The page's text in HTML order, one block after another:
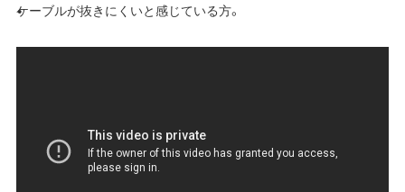
ケーブルが抜きにくいと感じている方。